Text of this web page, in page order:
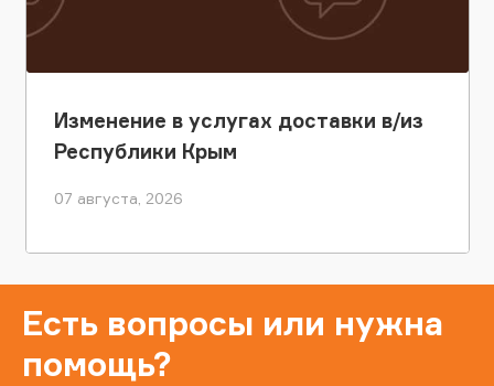
Изменение в услугах доставки в/из
Республики Крым
07 августа, 2026
Есть вопросы или нужна
помощь?